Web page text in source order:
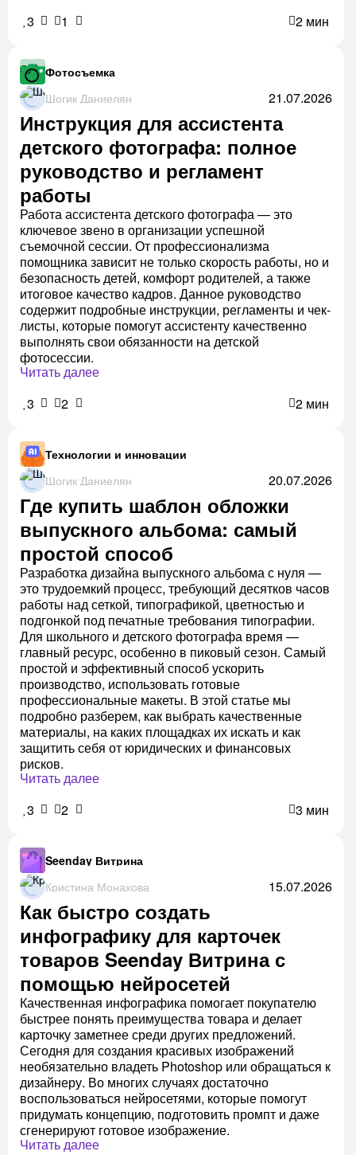
3
1 2 мин
Фотосъемка
Шогик Даниелян
21.07.2026
Инструкция для ассистента
детского фотографа: полное
руководство и регламент
работы
Работа ассистента детского фотографа — это
ключевое звено в организации успешной
съемочной сессии. От профессионализма
помощника зависит не только скорость работы, но и
безопасность детей, комфорт родителей, а также
итоговое качество кадров. Данное руководство
содержит подробные инструкции, регламенты и чек-
листы, которые помогут ассистенту качественно
выполнять свои обязанности на детской
фотосессии.
Читать далее
3
2 2 мин
Технологии и инновации
Шогик Даниелян
20.07.2026
Где купить шаблон обложки
выпускного альбома: самый
простой способ
Разработка дизайна выпускного альбома с нуля —
это трудоемкий процесс, требующий десятков часов
работы над сеткой, типографикой, цветностью и
подгонкой под печатные требования типографии.
Для школьного и детского фотографа время —
главный ресурс, особенно в пиковый сезон. Самый
простой и эффективный способ ускорить
производство, использовать готовые
профессиональные макеты. В этой статье мы
подробно разберем, как выбрать качественные
материалы, на каких площадках их искать и как
защитить себя от юридических и финансовых
рисков.
Читать далее
3
2 3 мин
Seenday Витрина
Кристина Монахова
15.07.2026
Как быстро создать
инфографику для карточек
товаров Seenday Витрина с
помощью нейросетей
Качественная инфографика помогает покупателю
быстрее понять преимущества товара и делает
карточку заметнее среди других предложений.
Сегодня для создания красивых изображений
необязательно владеть Photoshop или обращаться к
дизайнеру. Во многих случаях достаточно
воспользоваться нейросетями, которые помогут
придумать концепцию, подготовить промпт и даже
сгенерируют готовое изображение.
Читать далее